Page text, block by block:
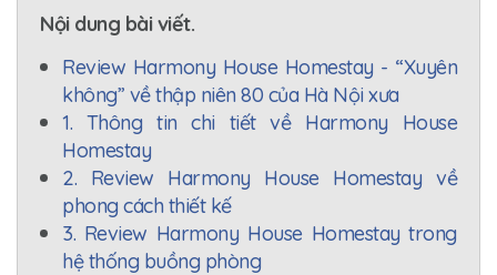
Nội dung bài viết.
Review Harmony House Homestay - “Xuyên
không” về thập niên 80 của Hà Nội xưa
1. Thông tin chi tiết về Harmony House
Homestay
2. Review Harmony House Homestay về
phong cách thiết kế
3. Review Harmony House Homestay trong
hệ thống buồng phòng